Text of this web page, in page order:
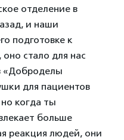
отделение в
и наши
подготовке к
стало для нас
«Доброделы
для пациентов
когда ты
больше
реакция людей, они